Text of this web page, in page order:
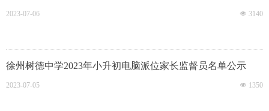
넶 3140
2023-07-06
徐州树德中学2023年小升初电脑派位家长监督员名单公示
넶 1350
2023-07-05